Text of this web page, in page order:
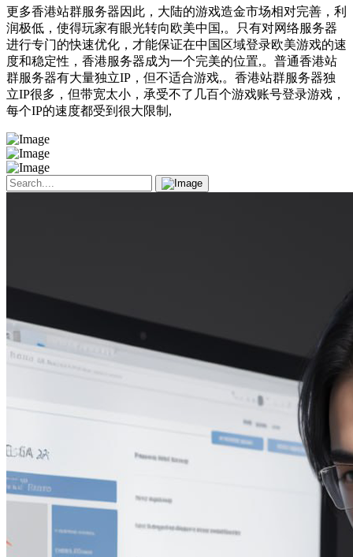
更多香港站群服务器因此，大陆的游戏造金市场相对完善，利
润极低，使得玩家有眼光转向欧美中国,。只有对网络服务器
进行专门的快速优化，才能保证在中国区域登录欧美游戏的速
度和稳定性，香港服务器成为一个完美的位置,。普通香港站
群服务器有大量独立IP，但不适合游戏,。香港站群服务器独
立IP很多，但带宽太小，承受不了几百个游戏账号登录游戏，
每个IP的速度都受到很大限制,